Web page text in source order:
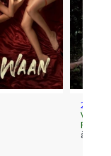
24/06/
Virgin
Rôle :
à : 17